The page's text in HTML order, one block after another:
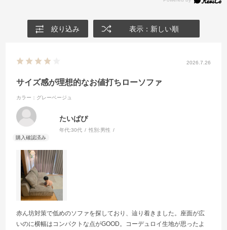
絞り込み 表示：新しい順
2026.7.26
サイズ感が理想的なお値打ちローソファ
カラー：グレーベージュ
たいぱぴ
年代:30代 性別:男性
赤ん坊対策で低めのソファを探しており、辿り着きました。座面が広
いのに横幅はコンパクトな点がGOOD。コーデュロイ生地が思ったよ